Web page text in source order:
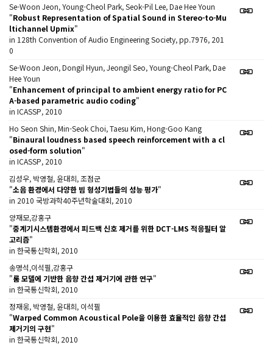
Se-Woon Jeon, Young-Cheol Park, Seok-Pil Lee, Dae Hee Youn
"Robust Representation of Spatial Sound in Stereo-to-Mu
ltichannel Upmix"
in 128th Convention of Audio Engineering Society, pp.7976, 201
0
Se-Woon Jeon, Dongil Hyun, Jeongil Seo, Young-Cheol Park, Dae
Hee Youn
"Enhancement of principal to ambient energy ratio for PC
A-based parametric audio coding"
in ICASSP, 2010
Ho Seon Shin, Min-Seok Choi, Taesu Kim, Hong-Goo Kang
"Binaural loudness based speech reinforcement with a cl
osed-form solution"
in ICASSP, 2010
김성우, 박영철, 윤대희, 조점군
"소음 환경에서 다양한 빔 형성기법들의 성능 평가"
in 2010 국방과학40주년학술대회, 2010
양재모,강홍구
"중계기시스템환경에서 피드백 신호 제거를 위한 DCT-LMS 적응필터 알
고리즘"
in 한국통신학회, 2010
송명석,이석필,강홍구
"룸 모델에 기반한 음향 간섭 제거기에 관한 연구"
in 한국통신학회, 2010
정재웅, 박영철, 윤대희, 이석필
"Warped Common Acoustical Pole을 이용한 효율적인 음향 간섭
제거기의 구현"
in 한국통신학회, 2010